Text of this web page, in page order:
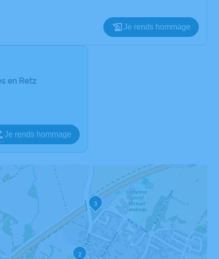
Je rends hommage
en Retz
Je rends hommage
2
3